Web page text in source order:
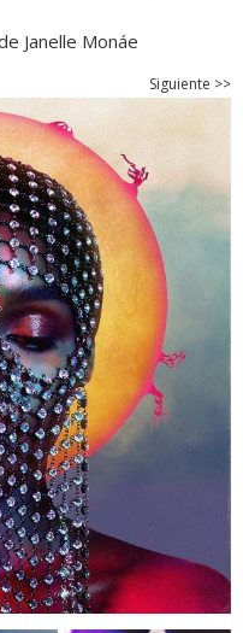
Janelle Monáe
Siguiente >>